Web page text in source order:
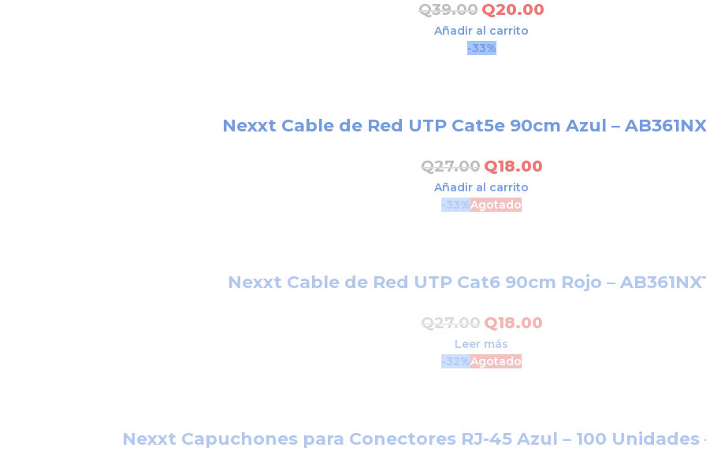
Q39.00 Q20.00
Añadir al carrito
-33%
Nexxt Cable de Red UTP Cat5e 90cm Azul –
Q27.00 Q18.00
Añadir al carrito
-33%Agotado
Nexxt Cable de Red UTP Cat6 90cm Rojo –
Q27.00 Q18.00
Leer más
-32%Agotado
Nexxt Capuchones para Conectores RJ-45 Azul – 100 Unidades